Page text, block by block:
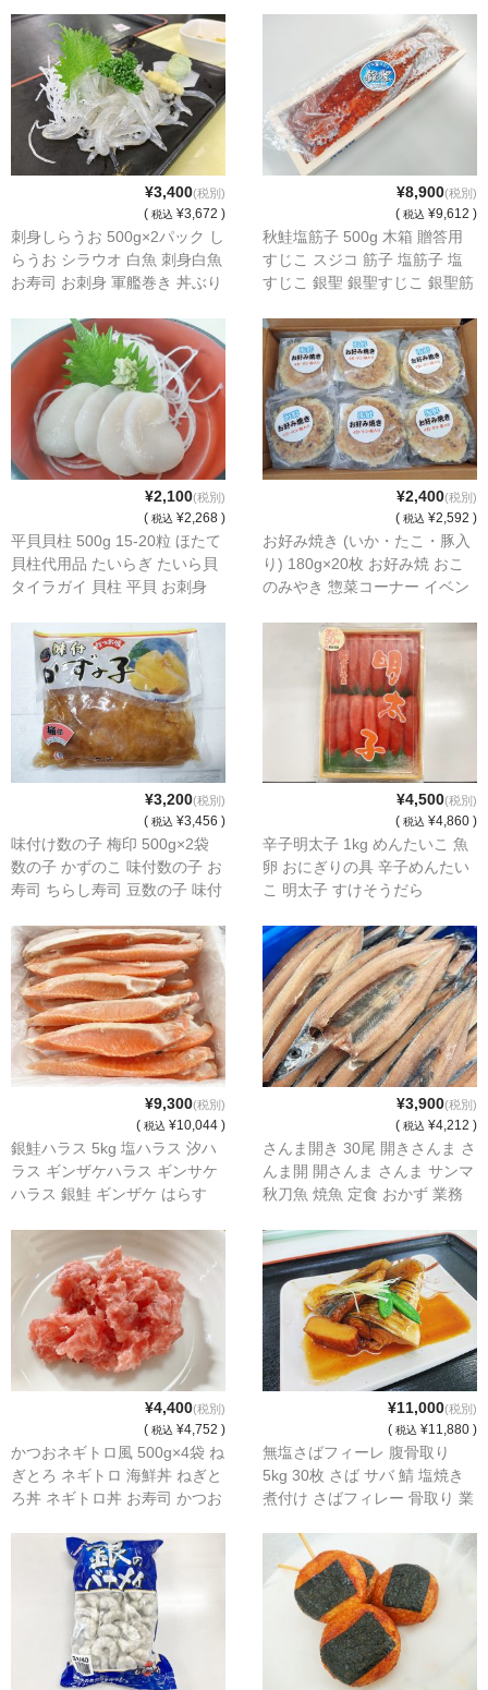
¥3,400(税別)
( 税込 ¥3,672 )
刺身しらうお 500g×2パック し
らうお シラウオ 白魚 刺身白魚
お寿司 お刺身 軍艦巻き 丼ぶり
¥8,900(税別)
( 税込 ¥9,612 )
秋鮭塩筋子 500g 木箱 贈答用
すじこ スジコ 筋子 塩筋子 塩
すじこ 銀聖 銀聖すじこ 銀聖筋
¥2,100(税別)
( 税込 ¥2,268 )
平貝貝柱 500g 15-20粒 ほたて
貝柱代用品 たいらぎ たいら貝
タイラガイ 貝柱 平貝 お刺身
天ぷら
¥2,400(税別)
( 税込 ¥2,592 )
お好み焼き (いか・たこ・豚入
り) 180g×20枚 お好み焼 おこ
のみやき 惣菜コーナー イベン
¥3,200(税別)
( 税込 ¥3,456 )
味付け数の子 梅印 500g×2袋
数の子 かずのこ 味付数の子 お
寿司 ちらし寿司 豆数の子 味付
くら丼(copy)
¥4,500(税別)
( 税込 ¥4,860 )
辛子明太子 1kg めんたいこ 魚
卵 おにぎりの具 辛子めんたい
こ 明太子 すけそうだら
¥9,300(税別)
( 税込 ¥10,044 )
銀鮭ハラス 5kg 塩ハラス 汐ハ
ラス ギンザケハラス ギンサケ
ハラス 銀鮭 ギンザケ はらす
¥3,900(税別)
( 税込 ¥4,212 )
さんま開き 30尾 開きさんま さ
んま開 開さんま さんま サンマ
秋刀魚 焼魚 定食 おかず 業務
¥4,400(税別)
( 税込 ¥4,752 )
かつおネギトロ風 500g×4袋 ね
ぎとろ ネギトロ 海鮮丼 ねぎと
ろ丼 ネギトロ丼 お寿司 かつお
¥11,000(税別)
( 税込 ¥11,880 )
無塩さばフィーレ 腹骨取り
5kg 30枚 さば サバ 鯖 塩焼き
煮付け さばフィレー 骨取り 業